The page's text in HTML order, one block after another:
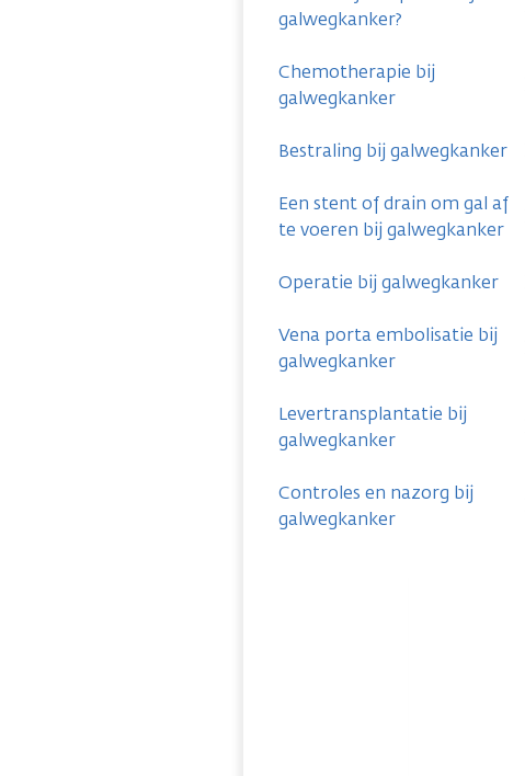
galwegkanker?
Chemotherapie bij
galwegkanker
Bestraling bij galwegkanker
Een stent of drain om gal af
te voeren bij galwegkanker
Operatie bij galwegkanker
Vena porta embolisatie bij
galwegkanker
Levertransplantatie bij
galwegkanker
Controles en nazorg bij
galwegkanker